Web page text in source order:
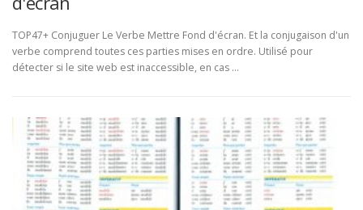
TOP47+ Conjuguer Le Verbe Mettre Fond d'écran. Et la conjugaison d'un
verbe comprend toutes ces parties mises en ordre. Utilisé pour
détecter si le site web est inaccessible, en cas …